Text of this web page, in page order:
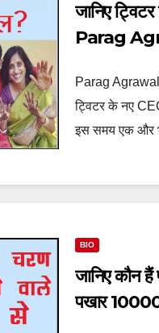
जानिए
Parag
Parag
ट्विटर के नए
इस समय एक और
BIO
जानिए कौन
पखार 10000